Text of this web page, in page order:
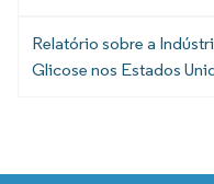
Relatório sobre a
Glicose nos Estados